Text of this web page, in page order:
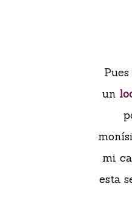
un
mi
esta